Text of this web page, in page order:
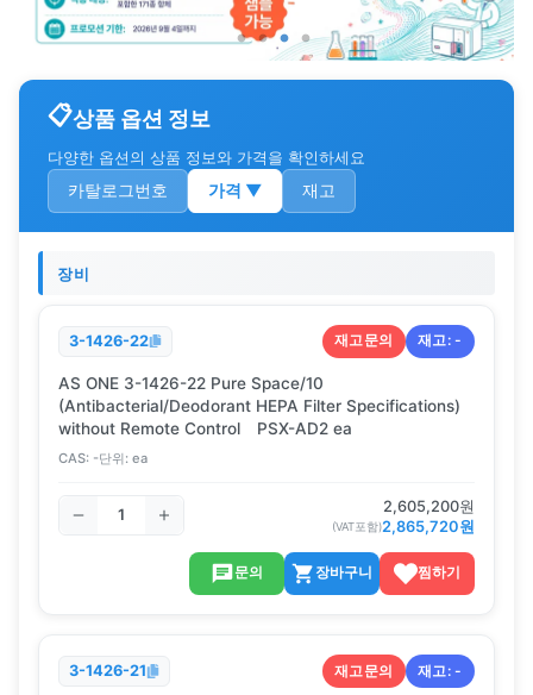
상품 옵션 정보
다양한 옵션의 상품 정보와 가격을 확인하세요
카탈로그번호 가격 ▼ 재고
장비
3-1426-22 재고문의 재고:-
AS ONE 3-1426-22 Pure Space/10
(Antibacterial/Deodorant HEPA Filter Specifications)
without Remote Control PSX-AD2 ea
CAS: -단위: ea
2,605,200원
(VAT포함)2,865,720원
문의 장바구니 찜하기
3-1426-21 재고문의 재고:-